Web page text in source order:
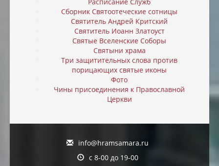
Сборник Святоотеческие сотницы
Святитель Андрей Критский
Святитель Иоанн Златоуст
Святые Вселенские Соборы
Святыни храма
Три защитительных слова против
порицающих святые иконы
Фото
Чины присоединения к Православной
Церкви
info@hramsamara.ru
с 8-00 до 19-00